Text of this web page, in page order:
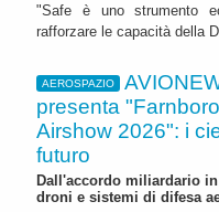
"Safe è uno strumento
rafforzare le capacità della
AEROSPAZIO
presenta
Airshow 2026": i
futuro
Dall'accordo miliardario
droni e sistemi di difesa